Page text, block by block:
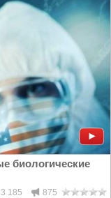
биологические
185 875